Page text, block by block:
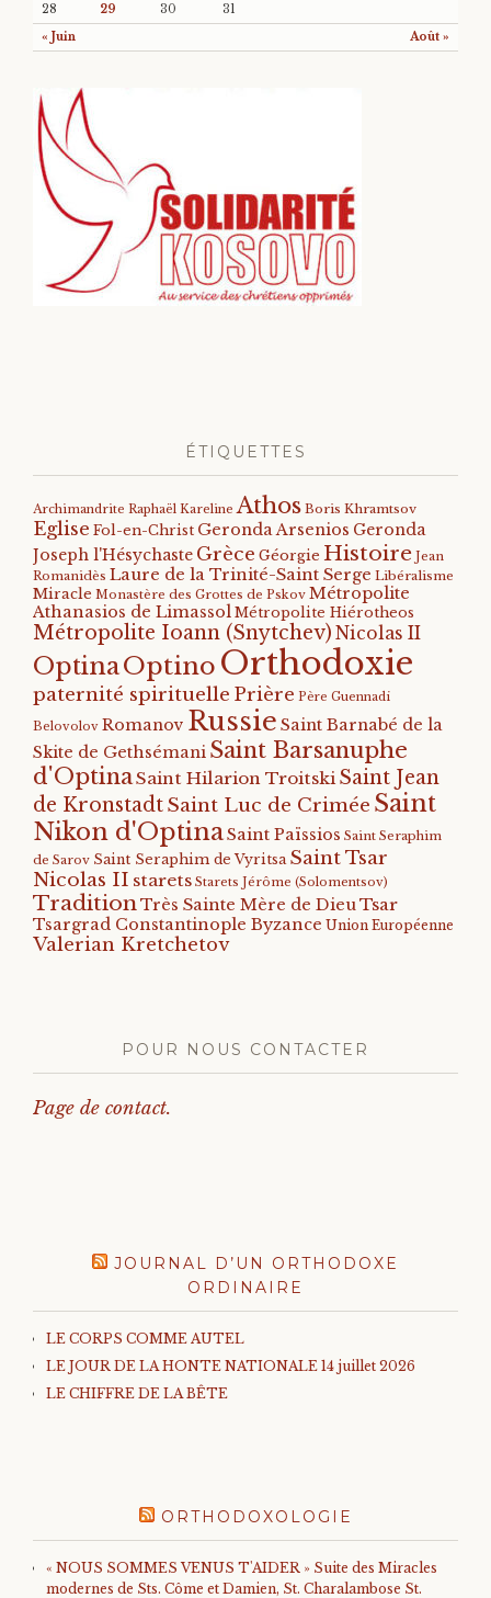
« Juin Août »
28
29 30 31
ÉTIQUETTES
Archimandrite Raphaël Kareline Athos Boris Khramtsov
Eglise Fol-en-Christ Geronda Arsenios Geronda
Joseph l'Hésychaste Grèce Géorgie Histoire Jean
Romanidès Laure de la Trinité-Saint Serge Libéralisme
Miracle Monastère des Grottes de Pskov Métropolite
Athanasios de Limassol Métropolite Hiérotheos
Métropolite Ioann (Snytchev) Nicolas II
OptinaOptino Orthodoxie
paternité spirituelle Prière Père Guennadi
Belovolov Romanov Russie Saint Barnabé de la
Skite de Gethsémani Saint Barsanuphe
d'OptinaSaint Hilarion Troitski Saint Jean
de KronstadtSaint Luc de Crimée Saint
Nikon d'OptinaSaint Païssios Saint Seraphim
de Sarov Saint Seraphim de Vyritsa Saint Tsar
Nicolas II starets Starets Jérôme (Solomentsov)
TraditionTrès Sainte Mère de DieuTsar
Tsargrad Constantinople Byzance Union Européenne
Valerian Kretchetov
POUR NOUS CONTACTER
Page de contact.
JOURNAL D’UN ORTHODOXE
ORDINAIRE
LE CORPS COMME AUTEL
LE JOUR DE LA HONTE NATIONALE 14 juillet 2026
LE CHIFFRE DE LA BÊTE
ORTHODOXOLOGIE
« NOUS SOMMES VENUS T'AIDER » Suite des Miracles
modernes de Sts. Côme et Damien, St. Charalambose St.